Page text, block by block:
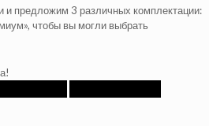
и предложим 3 различных комплектации:
чтобы вы могли выбрать